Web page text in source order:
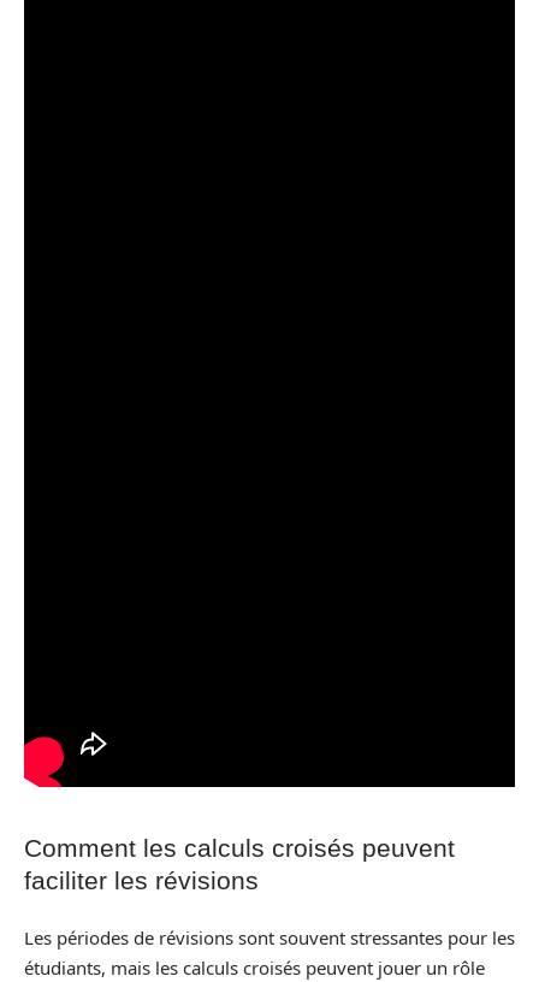
Comment les calculs croisés peuvent
faciliter les révisions
Les périodes de révisions sont souvent stressantes pour les
étudiants, mais les calculs croisés peuvent jouer un rôle